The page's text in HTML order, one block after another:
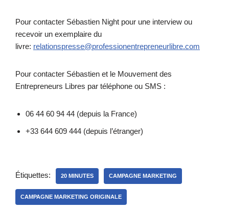
Pour contacter Sébastien Night pour une interview ou
recevoir un exemplaire du
livre: relationspresse@professionentrepreneurlibre.com
Pour contacter Sébastien et le Mouvement des
Entrepreneurs Libres par téléphone ou SMS :
06 44 60 94 44 (depuis la France)
+33 644 609 444 (depuis l’étranger)
Étiquettes: 20 MINUTES CAMPAGNE MARKETING
CAMPAGNE MARKETING ORIGINALE